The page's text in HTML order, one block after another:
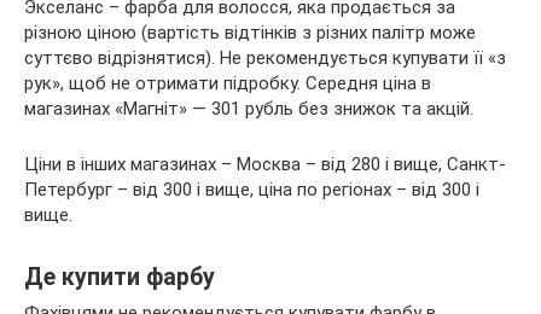
Экселанс – фарба для волосся, яка продається за
різною ціною (вартість відтінків з різних палітр може
суттєво відрізнятися). Не рекомендується купувати її «з
рук», щоб не отримати підробку. Середня ціна в
магазинах «Магніт» — 301 рубль без знижок та акцій.
Ціни в інших магазинах – Москва – від 280 і вище, Санкт-
Петербург – від 300 і вище, ціна по регіонах – від 300 і
вище.
Де купити фарбу